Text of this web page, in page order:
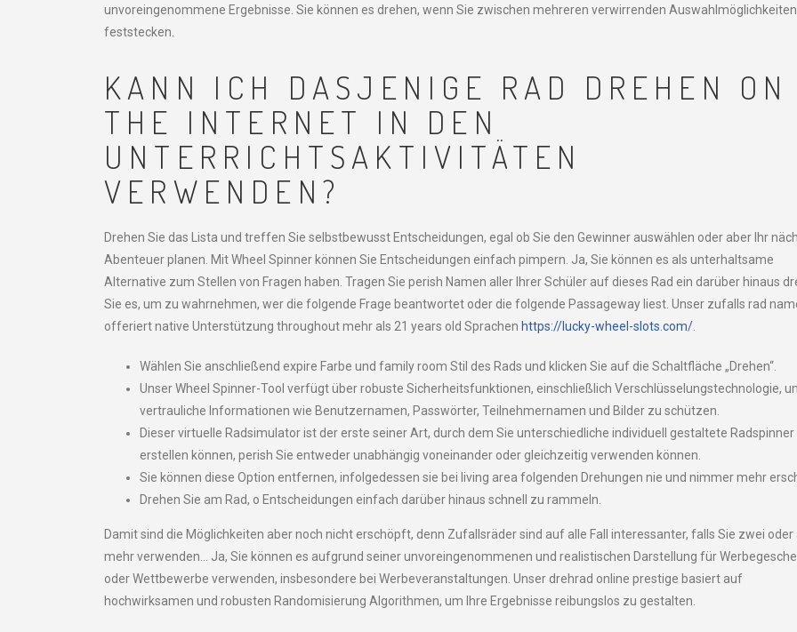
unvoreingenommene Ergebnisse. Sie können es drehen, wenn Sie zwischen mehreren verwirrenden Auswahlmöglichkeiten
feststecken.
KANN ICH DASJENIGE RAD DREHEN ON
THE INTERNET IN DEN
UNTERRICHTSAKTIVITÄTEN
VERWENDEN?
Drehen Sie das Lista und treffen Sie selbstbewusst Entscheidungen, egal ob Sie den Gewinner auswählen oder aber Ihr
Abenteuer planen. Mit Wheel Spinner können Sie Entscheidungen einfach pimpern. Ja, Sie können es als unterhaltsame
Alternative zum Stellen von Fragen haben. Tragen Sie perish Namen aller Ihrer Schüler auf dieses Rad ein darüber hinaus
Sie es, um zu wahrnehmen, wer die folgende Frage beantwortet oder die folgende Passageway liest. Unser zufalls rad
offeriert native Unterstützung throughout mehr als 21 years old Sprachen https://lucky-wheel-slots.com/
Wählen Sie anschließend expire Farbe und family room Stil des Rads und klicken Sie auf die Schaltfläche „Drehen“.
Unser Wheel Spinner-Tool verfügt über robuste Sicherheitsfunktionen, einschließlich Verschlüsselungstechnologie,
vertrauliche Informationen wie Benutzernamen, Passwörter, Teilnehmernamen und Bilder zu schützen.
Dieser virtuelle Radsimulator ist der erste seiner Art, durch dem Sie unterschiedliche individuell gestaltete Radspinner
erstellen können, perish Sie entweder unabhängig voneinander oder gleichzeitig verwenden können.
Sie können diese Option entfernen, infolgedessen sie bei living area folgenden Drehungen nie und nimmer mehr
Drehen Sie am Rad, o Entscheidungen einfach darüber hinaus schnell zu rammeln.
Damit sind die Möglichkeiten aber noch nicht erschöpft, denn Zufallsräder sind auf alle Fall interessanter, falls Sie zwei oder
mehr verwenden… Ja, Sie können es aufgrund seiner unvoreingenommenen und realistischen Darstellung für
oder Wettbewerbe verwenden, insbesondere bei Werbeveranstaltungen. Unser drehrad online prestige basiert auf
hochwirksamen und robusten Randomisierung Algorithmen, um Ihre Ergebnisse reibungslos zu gestalten.